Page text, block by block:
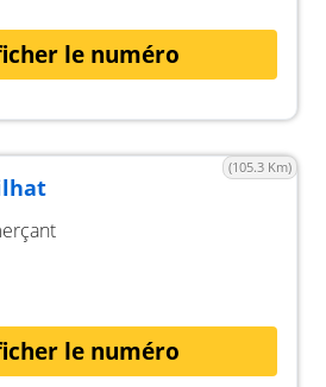
le numéro
(105.3 Km)
le numéro